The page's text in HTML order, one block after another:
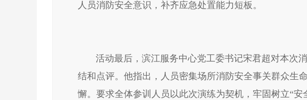
人员消防安全意识，补齐应急处置能力短板。
活动最后，滨江服务中心党工委书记宋君超对本次
结和点评。他指出，人员密集场所消防安全事关群众生
懈。要求全体参训人员以此次演练为契机，牢固树立“